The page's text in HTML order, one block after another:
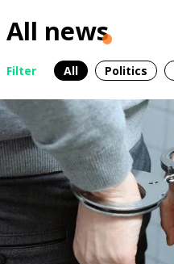
All news
Filter All Politics